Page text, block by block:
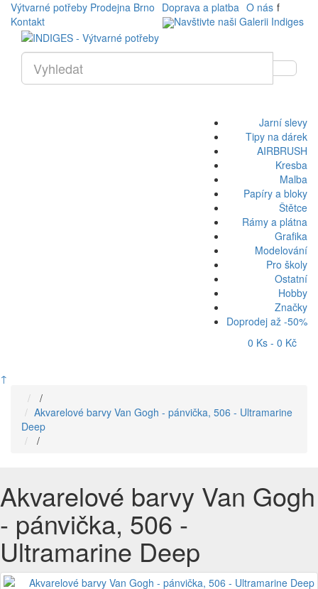
Výtvarné potřeby Prodejna Brno Doprava a platba O nás
Kontakt
Navštivte naši Galerii Indiges
f
Jarní slevy
Tipy na dárek
AIRBRUSH
Kresba
Malba
Papíry a bloky
Štětce
Rámy a plátna
Grafika
Modelování
Pro školy
Ostatní
Hobby
Značky
Doprodej až -50%
0 Ks - 0 Kč
↑
/
Akvarelové barvy Van Gogh - pánvička, 506 - Ultramarine
Deep
/
Akvarelové barvy Van Gogh
- pánvička, 506 -
Ultramarine Deep